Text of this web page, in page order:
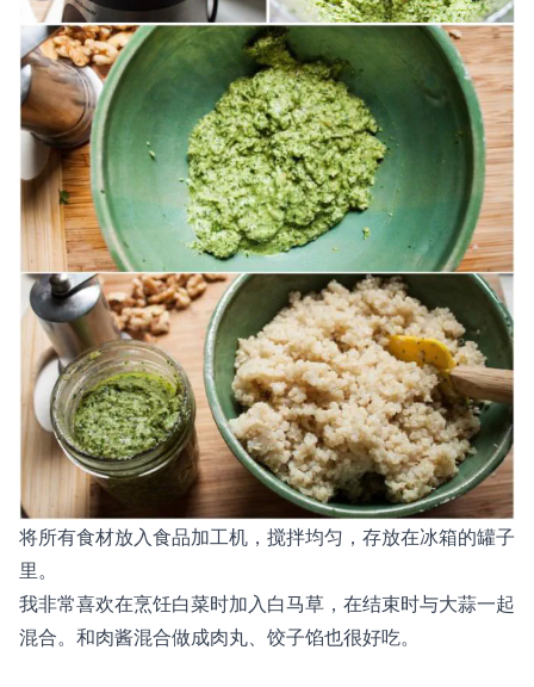
将所有食材放入食品加工机，搅拌均匀，存放在冰箱的罐子
里。
我非常喜欢在烹饪白菜时加入白马草，在结束时与大蒜一起
混合。和肉酱混合做成肉丸、饺子馅也很好吃。